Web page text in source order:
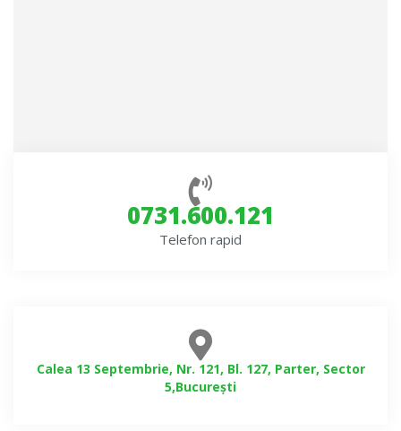
0731.600.121
Telefon rapid
Calea 13 Septembrie, Nr. 121, Bl. 127, Parter, Sector
5,București